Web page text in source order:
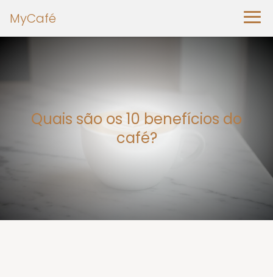
MyCafé
Quais são os 10 benefícios do
café?